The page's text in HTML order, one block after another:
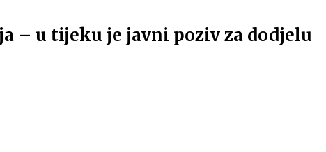
– u tijeku je javni poziv za dodjelu